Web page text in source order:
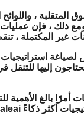
المتقلبة ،
ذلك ، فإن عمليات
لصياغة
إليها
بالغ الأهمية